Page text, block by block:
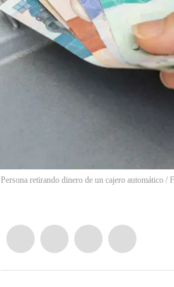
Persona retirando dinero de un cajero automático /